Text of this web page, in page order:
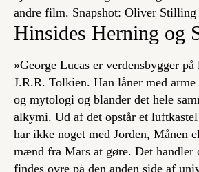
andre film. Snapshot: Oliver Stilling
Hinsides Herning og
»George Lucas er verdensbygger
J.R.R. Tolkien. Han låner med
og mytologi og blander det hele
alkymi. Ud af det opstår et
har ikke noget med Jorden, Månen
mænd fra Mars at gøre. Det handler
findes ovre på den anden side af